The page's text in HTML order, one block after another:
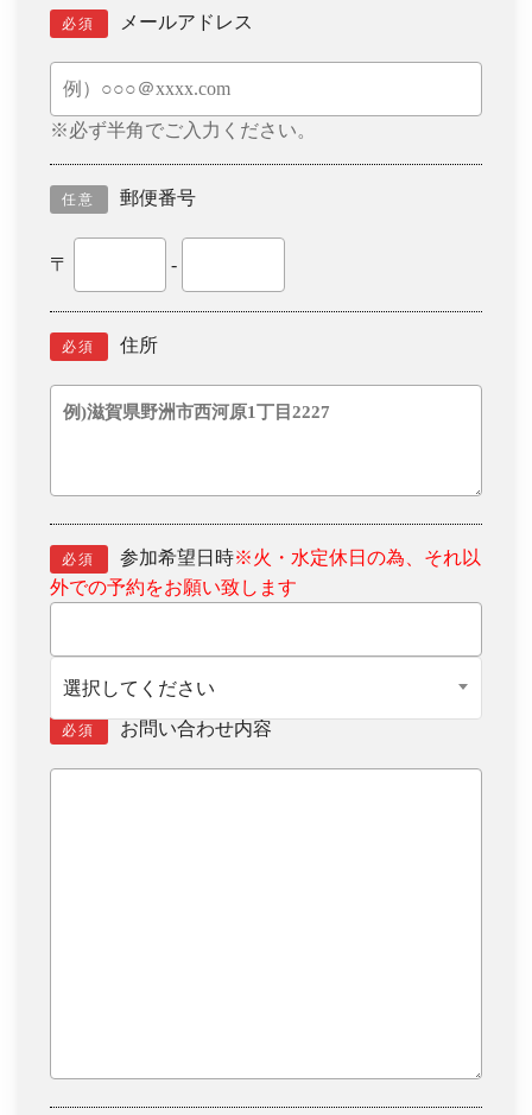
必須 メールアドレス
※必ず半角でご入力ください。
任意 郵便番号
〒 -
必須 住所
必須 参加希望日時※火・水定休日の為、それ以
外での予約をお願い致します
選択してください
必須 お問い合わせ内容